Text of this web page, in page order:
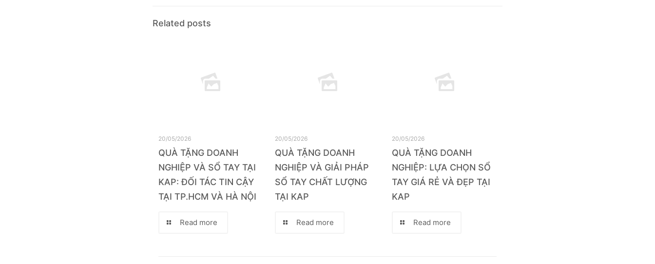
Related posts
20/05/2026
QUÀ TẶNG DOANH
NGHIỆP VÀ SỔ TAY TẠI
KAP: ĐỐI TÁC TIN CẬY
TẠI TP.HCM VÀ HÀ NỘI
Read more
20/05/2026
QUÀ TẶNG DOANH
NGHIỆP VÀ GIẢI PHÁP
SỔ TAY CHẤT LƯỢNG
TẠI KAP
Read more
20/05/2026
QUÀ TẶNG DOANH
NGHIỆP: LỰA CHỌN SỔ
TAY GIÁ RẺ VÀ ĐẸP TẠI
KAP
Read more